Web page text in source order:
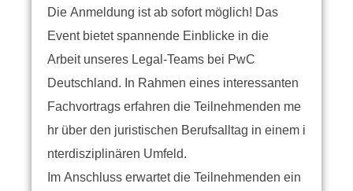
Die Anmeldung ist ab sofort möglich! Das
Event bietet spannende Einblicke in die
Arbeit unseres Legal-Teams bei PwC
Deutschland. In Rahmen eines interessanten
Fachvortrags erfahren die Teilnehmenden me
hr über den juristischen Berufsalltag in einem i
nterdisziplinären Umfeld.
Im Anschluss erwartet die Teilnehmenden ein